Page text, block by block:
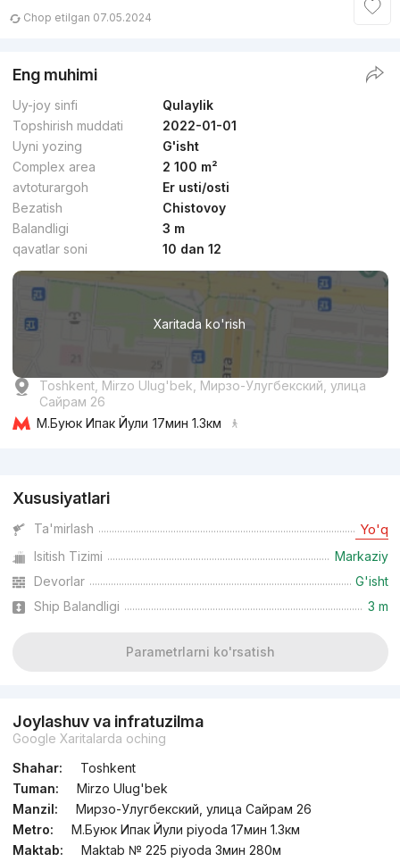
Chop etilgan 07.05.2024
Eng muhimi
Uy-joy sinfi
Qulaylik
Topshirish muddati
2022-01-01
Uyni yozing
G'isht
Complex area
2 100 m²
avtoturargoh
Er usti/osti
Bezatish
Chistovoy
Balandligi
3 m
qavatlar soni
10 dan 12
Xaritada ko'rish
Toshkent, Mirzo Ulug'bek, Мирзо-Улугбекский, улица
Сайрам 26
М.Буюк Ипак Йули 17мин 1.3км
Xususiyatlari
Ta'mirlash Yo'q
Isitish Tizimi
Markaziy
Devorlar
G'isht
Ship Balandligi
3 m
Parametrlarni ko'rsatish
Joylashuv va infratuzilma
Google Xaritalarda oching
Shahar:
Toshkent
Tuman:
Mirzo Ulug'bek
Manzil:
Мирзо-Улугбекский, улица Сайрам 26
Metro:
М.Буюк Ипак Йули piyoda 17мин 1.3км
Maktab:
Maktab № 225 piyoda 3мин 280м